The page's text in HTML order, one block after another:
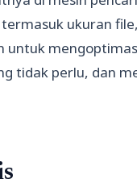
ukuran
untuk
tidak perlu, dan